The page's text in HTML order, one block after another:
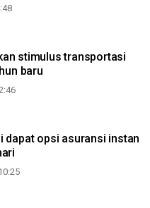
stimulus transportasi
baru
dapat opsi asuransi instan